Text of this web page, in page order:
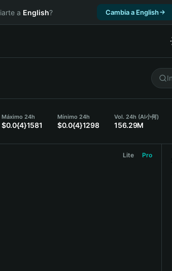
a English? Cambia a English
Máximo 24h
$0.0{4}1581
Mínimo 24h
$0.0{4}1298
Vol. 24h (AI小何)
156.29M
Lite Pro